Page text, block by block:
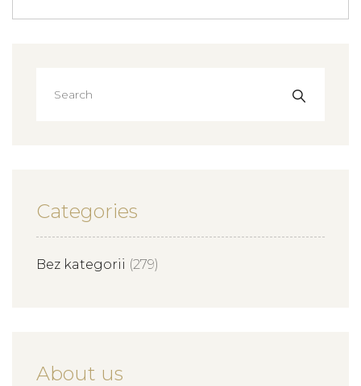
Categories
Bez kategorii (279)
About us